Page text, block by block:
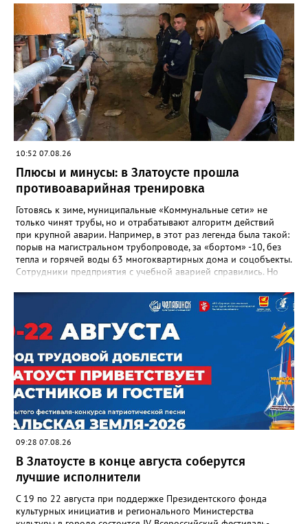
«Благодаря её мудрому руководству в школе сформировался
сильный педагогический коллектив, объединённый общими
ценностями и любовью к своему делу. Для многих Галина
Ивановна навсегда останется не только талантливым
руководителем, но и настоящим Учителем с большой буквы», -
говорится в сообществе школы №23 во ВКонтакте. Свои
соболезнования семье Галины Ивановны выразил глава
Златоуста Олег Решетников. «Её вклад зафиксирован в
важнейших документах школы, но главное - он остался в
людях: в тех учителях, которых она поддержала, в тех
учениках, которых она вдохновила. Заслуженный учитель РФ,
«Отличник народного просвещения», обладатель медали «За
доблестный труд», Галина Ивановна оставила не только
награды и документы, но и работающий, живой механизм
школы, который продолжает жить её принципами», - говорится
в некрологе.
10:52 07.08.26
Плюсы и минусы: в Златоусте прошла
противоаварийная тренировка
Готовясь к зиме, муниципальные «Коммунальные сети» не
только чинят трубы, но и отрабатывают алгоритм действий
при крупной аварии. Например, в этот раз легенда была такой:
порыв на магистральном трубопроводе, за «бортом» -10, без
тепла и горячей воды 63 многоквартирных дома и соцобъекты.
Сотрудники предприятия с учебной аварией справились. Но
отметили и недочёты. «Например, управляющие компании
несвоевременно приняли меры для предотвращения
“перемерзания” общей домовой тепловой сети
многоквартирного дома, отсутствовало взаимодействие с
ресурсоснабжающей организацией, ЕДДС и иными службами»,
— сообщила начальник Главного управления ГЖИ Ирина
Настенко. В следующий раз, рекомендовали в
Госжилинспекции, службы должны действовать слаженно. И
оперативно делиться информацией со всеми
заинтересованными – от поставщика тепла до конечных
потребителей.
09:28 07.08.26
В Златоусте в конце августа соберутся
лучшие исполнители
С 19 по 22 августа при поддержке Президентского фонда
культурных инициатив и регионального Министерства